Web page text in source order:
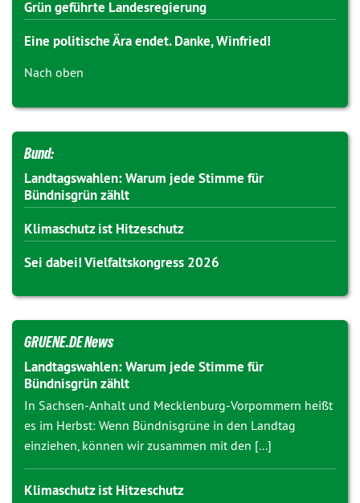
Grün geführte Landesregierung
Eine politische Ära endet. Danke, Winfried!
Nach oben
Bund:
Landtagswahlen: Warum jede Stimme für
Bündnisgrün zählt
Klimaschutz ist Hitzeschutz
Sei dabei! Vielfaltskongress 2026
GRUENE.DE News
Landtagswahlen: Warum jede Stimme für
Bündnisgrün zählt
In Sachsen-Anhalt und Mecklenburg-Vorpommern heißt
es im Herbst: Wenn Bündnisgrüne in den Landtag
einziehen, können wir zusammen mit den [...]
Klimaschutz ist Hitzeschutz